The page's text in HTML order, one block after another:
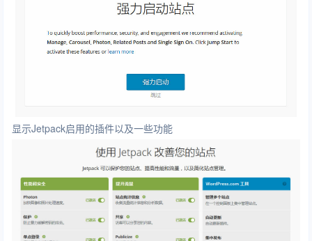
显示Jetpack启用的插件以及一些功能